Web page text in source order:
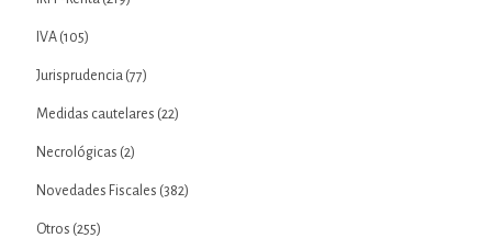
IVA (105)
Jurisprudencia (77)
Medidas cautelares (22)
Necrológicas (2)
Novedades Fiscales (382)
Otros (255)